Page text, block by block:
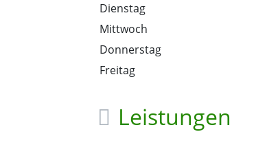
Dienstag
Mittwoch
Donnerstag
Freitag
Leistungen